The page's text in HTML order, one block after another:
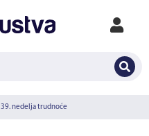
39. nedelja trudnoće